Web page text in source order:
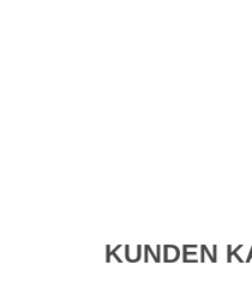
KUNDEN